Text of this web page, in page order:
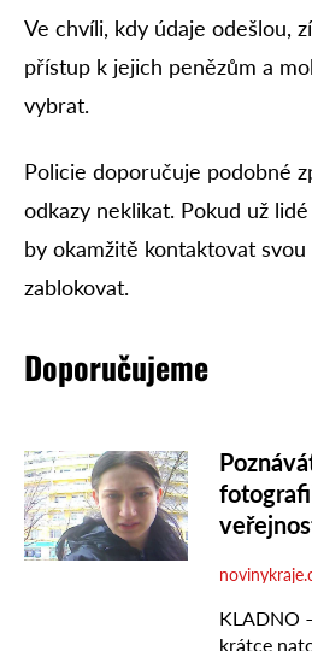
Ve chvíli, kdy údaje odešlou,
přístup k jejich penězům a
vybrat.
Policie doporučuje podobné
odkazy neklikat. Pokud už
by okamžitě kontaktovat
zablokovat.
Doporučujeme